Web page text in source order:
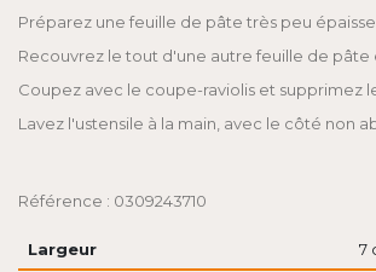
Préparez une feuille de pâte très peu
Recouvrez le tout d'une autre feuille de
Coupez avec le coupe-raviolis et supprimez
Lavez l'ustensile à la main, avec le côté non
Référence : 0309243710
Largeur 7